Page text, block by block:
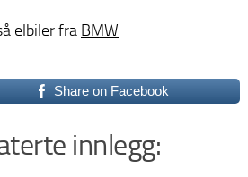
elbiler fra BMW
Share on Facebook
innlegg: